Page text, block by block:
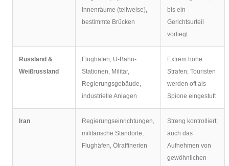
Innenräume (teilweise),
bestimmte Brücken
bis ein
Gerichtsurteil
vorliegt
Russland &
Weißrussland
Flughäfen, U-Bahn-
Stationen, Militär,
Regierungsgebäude,
industrielle Anlagen
Extrem hohe
Strafen; Touristen
werden oft als
Spione eingestuft
Iran
Regierungseinrichtungen,
militärische Standorte,
Flughäfen, Ölraffinerien
Streng kontrolliert;
auch das
Aufnehmen von
gewöhnlichen